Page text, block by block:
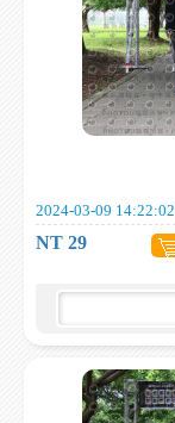
2024-03-09 14:22:02
NT 29